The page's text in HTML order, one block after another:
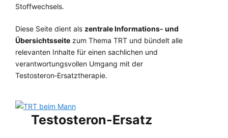
Stoffwechsels.
Diese Seite dient als zentrale Informations‑ und
Übersichtsseite zum Thema TRT und bündelt alle
relevanten Inhalte für einen sachlichen und
verantwortungsvollen Umgang mit der
Testosteron‑Ersatztherapie.
Testosteron-Ersatz